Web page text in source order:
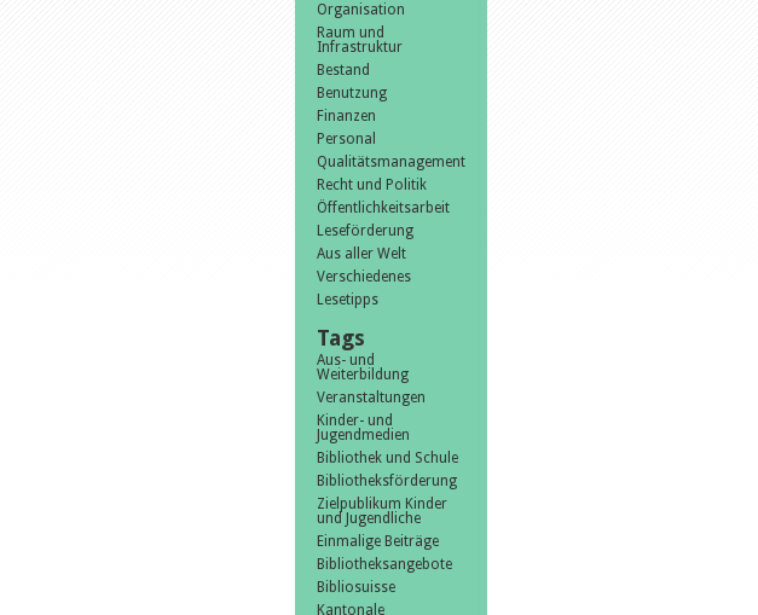
Organisation
Raum und
Infrastruktur
Bestand
Benutzung
Finanzen
Personal
Qualitätsmanagement
Recht und Politik
Öffentlichkeitsarbeit
Leseförderung
Aus aller Welt
Verschiedenes
Lesetipps
Tags
Aus- und
Weiterbildung
Veranstaltungen
Kinder- und
Jugendmedien
Bibliothek und Schule
Bibliotheksförderung
Zielpublikum Kinder
und Jugendliche
Einmalige Beiträge
Bibliotheksangebote
Bibliosuisse
Kantonale